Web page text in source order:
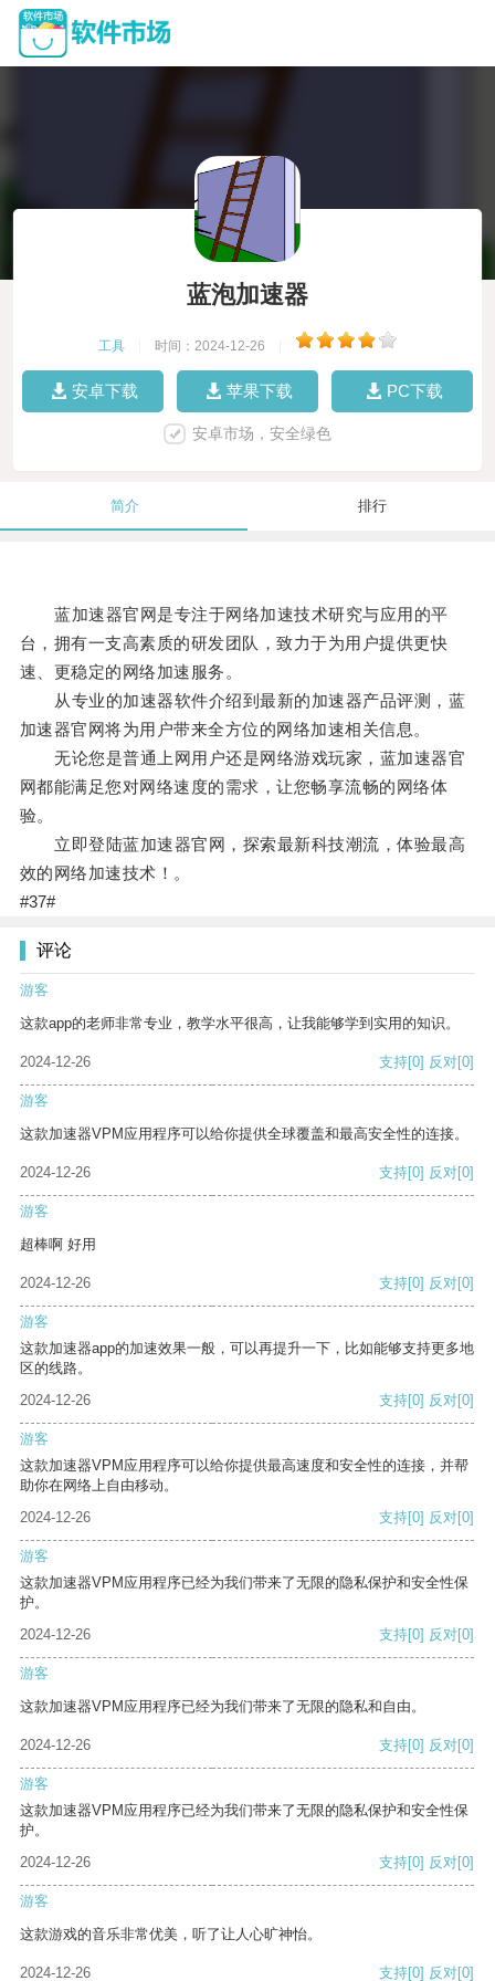
蓝泡加速器
工具 时间：2024-12-26
安卓下载 苹果下载 PC下载
安卓市场，安全绿色
简介 排行
蓝加速器官网是专注于网络加速技术研究与应用的平
台，拥有一支高素质的研发团队，致力于为用户提供更快
速、更稳定的网络加速服务。
从专业的加速器软件介绍到最新的加速器产品评测，蓝
加速器官网将为用户带来全方位的网络加速相关信息。
无论您是普通上网用户还是网络游戏玩家，蓝加速器官
网都能满足您对网络速度的需求，让您畅享流畅的网络体
验。
立即登陆蓝加速器官网，探索最新科技潮流，体验最高
效的网络加速技术！。
#37#
评论
游客
这款app的老师非常专业，教学水平很高，让我能够学到实用的知识。
2024-12-26 支持[0] 反对[0]
游客
这款加速器VPM应用程序可以给你提供全球覆盖和最高安全性的连接。
2024-12-26 支持[0] 反对[0]
游客
超棒啊 好用
2024-12-26 支持[0] 反对[0]
游客
这款加速器app的加速效果一般，可以再提升一下，比如能够支持更多地
区的线路。
2024-12-26
支持[0] 反对[0]
游客
这款加速器VPM应用程序可以给你提供最高速度和安全性的连接，并帮
助你在网络上自由移动。
2024-12-26
支持[0] 反对[0]
游客
这款加速器VPM应用程序已经为我们带来了无限的隐私保护和安全性保
护。
2024-12-26
支持[0] 反对[0]
游客
这款加速器VPM应用程序已经为我们带来了无限的隐私和自由。
2024-12-26 支持[0] 反对[0]
游客
这款加速器VPM应用程序已经为我们带来了无限的隐私保护和安全性保
护。
2024-12-26
支持[0] 反对[0]
游客
这款游戏的音乐非常优美，听了让人心旷神怡。
2024-12-26 支持[0] 反对[0]